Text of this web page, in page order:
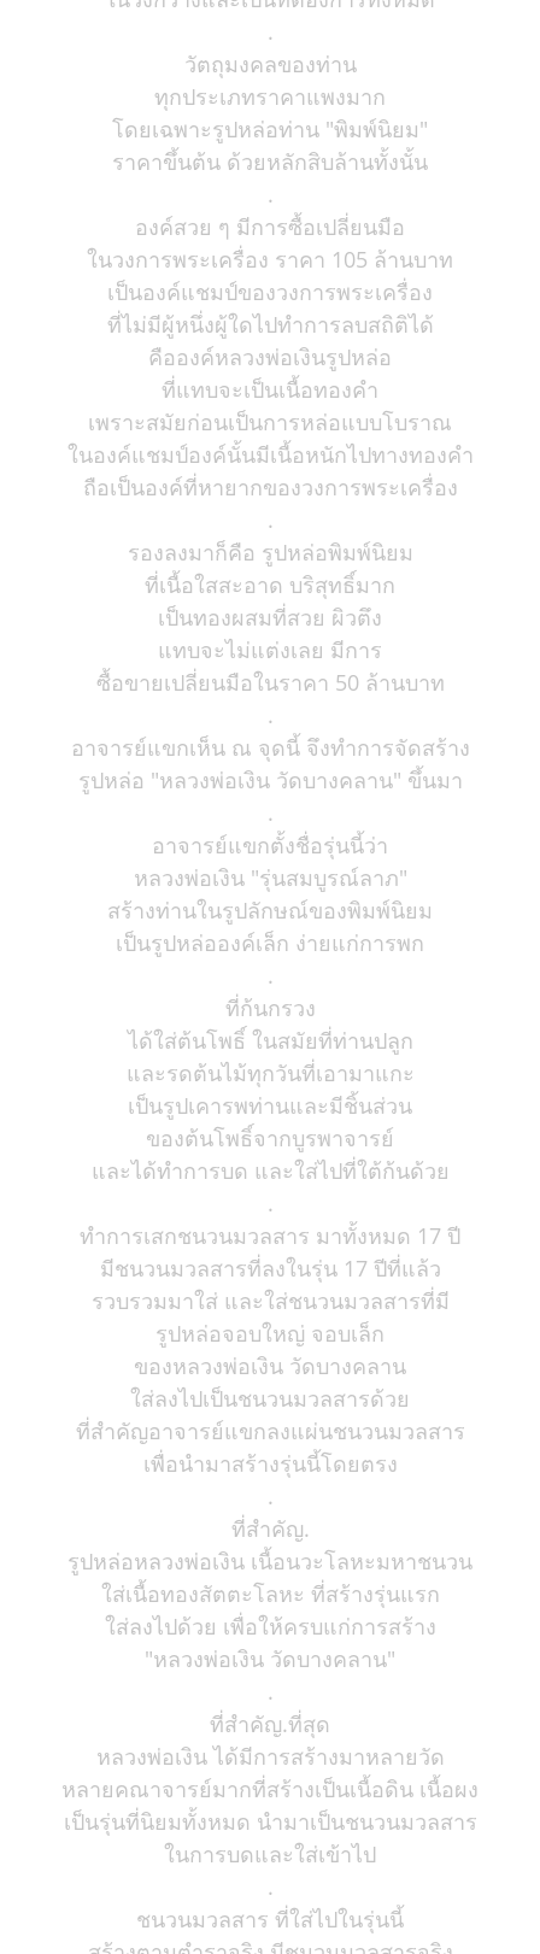
.
วัตถุมงคลของท่าน
ทุกประเภทราคาแพงมาก
โดยเฉพาะรูปหล่อท่าน "พิมพ์นิยม"
ราคาขึ้นต้น ด้วยหลักสิบล้านทั้งนั้น
.
องค์สวย ๆ มีการซื้อเปลี่ยนมือ
ในวงการพระเครื่อง ราคา 105 ล้านบาท
เป็นองค์แชมป์ของวงการพระเครื่อง
ที่ไม่มีผู้หนึ่งผู้ใดไปทำการลบสถิติได้
คือองค์หลวงพ่อเงินรูปหล่อ
ที่แทบจะเป็นเนื้อทองคำ
เพราะสมัยก่อนเป็นการหล่อแบบโบราณ
ในองค์แชมป์องค์นั้นมีเนื้อหนักไปทางทองคำ
ถือเป็นองค์ที่หายากของวงการพระเครื่อง
.
รองลงมาก็คือ รูปหล่อพิมพ์นิยม
ที่เนื้อใสสะอาด บริสุทธิ์มาก
เป็นทองผสมที่สวย ผิวตึง
แทบจะไม่แต่งเลย มีการ
ซื้อขายเปลี่ยนมือในราคา 50 ล้านบาท
.
อาจารย์แขกเห็น ณ จุดนี้ จึงทำการจัดสร้าง
รูปหล่อ "หลวงพ่อเงิน วัดบางคลาน" ขึ้นมา
.
อาจารย์แขกตั้งชื่อรุ่นนี้ว่า
หลวงพ่อเงิน "รุ่นสมบูรณ์ลาภ"
สร้างท่านในรูปลักษณ์ของพิมพ์นิยม
เป็นรูปหล่อองค์เล็ก ง่ายแก่การพก
.
ที่ก้นกรวง
ได้ใส่ต้นโพธิ์ ในสมัยที่ท่านปลูก
และรดต้นไม้ทุกวันที่เอามาแกะ
เป็นรูปเคารพท่านและมีชิ้นส่วน
ของต้นโพธิ์จากบูรพาจารย์
และได้ทำการบด และใส่ไปที่ใต้ก้นด้วย
.
ทำการเสกชนวนมวลสาร มาทั้งหมด 17 ปี
มีชนวนมวลสารที่ลงในรุ่น 17 ปีที่แล้ว
รวบรวมมาใส่ และใส่ชนวนมวลสารที่มี
รูปหล่อจอบใหญ่ จอบเล็ก
ของหลวงพ่อเงิน วัดบางคลาน
ใส่ลงไปเป็นชนวนมวลสารด้วย
ที่สำคัญอาจารย์แขกลงแผ่นชนวนมวลสาร
เพื่อนำมาสร้างรุ่นนี้โดยตรง
.
ที่สำคัญ.
รูปหล่อหลวงพ่อเงิน เนื้อนวะโลหะมหาชนวน
ใส่เนื้อทองสัตตะโลหะ ที่สร้างรุ่นแรก
ใส่ลงไปด้วย เพื่อให้ครบแก่การสร้าง
"หลวงพ่อเงิน วัดบางคลาน"
.
ที่สำคัญ.ที่สุด
หลวงพ่อเงิน ได้มีการสร้างมาหลายวัด
หลายคณาจารย์มากที่สร้างเป็นเนื้อดิน เนื้อผง
เป็นรุ่นที่นิยมทั้งหมด นำมาเป็นชนวนมวลสาร
ในการบดและใส่เข้าไป
.
ชนวนมวลสาร ที่ใส่ไปในรุ่นนี้